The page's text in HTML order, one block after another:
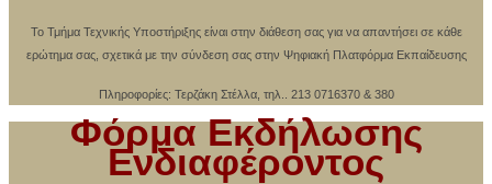
Το Τμήμα Τεχνικής Υποστήριξης είναι στην διάθεση σας για να απαντήσει σε κάθε
ερώτημα σας, σχετικά με την σύνδεση σας στην Ψηφιακή Πλατφόρμα Εκπαίδευσης
Πληροφορίες: Τερζάκη Στέλλα, τηλ.. 213 0716370 & 380
Φόρμα Εκδήλωσης
Ενδιαφέροντος